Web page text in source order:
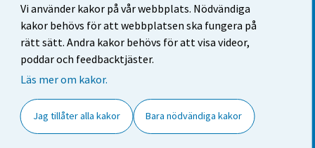
Vi använder kakor på vår webbplats. Nödvändiga
kakor behövs för att webbplatsen ska fungera på
rätt sätt. Andra kakor behövs för att visa videor,
poddar och feedbacktjäster.
Läs mer om kakor.
Jag tillåter alla kakor Bara nödvändiga kakor
Användarvillkor
Dataskydd
Tillgänglighet
Cookie-inställningar